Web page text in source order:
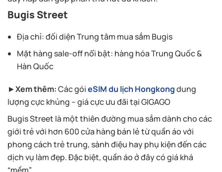
Bugis Street
Địa chỉ: đối diện Trung tâm mua sắm Bugis
Mặt hàng sale-off nổi bật: hàng hóa Trung Quốc &
Hàn Quốc
►Xem thêm:Các góieSIM du lịch Hongkongdung
lượng cực khủng – giá cực ưu đãi tại GIGAGO
Bugis Street là một thiên đường mua sắm dành cho các
giới trẻ với hơn 600 cửa hàng bán lẻ từ quần áo với
phong cách trẻ trung, sành điệu hay phụ kiện đến các
dịch vụ làm đẹp. Đặc biệt, quần áo ở đây có giá khá